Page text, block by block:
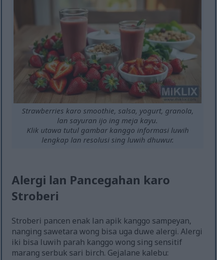
Strawberries karo smoothie, salsa, yogurt, granola,
lan sayuran ijo ing meja kayu.
Klik utawa tutul gambar kanggo informasi luwih
lengkap lan resolusi sing luwih dhuwur.
Alergi lan Pancegahan karo
Stroberi
Stroberi pancen enak lan apik kanggo sampeyan,
nanging sawetara wong bisa uga duwe alergi. Alergi
iki bisa luwih parah kanggo wong sing sensitif
marang serbuk sari birch. Gejalane kalebu: